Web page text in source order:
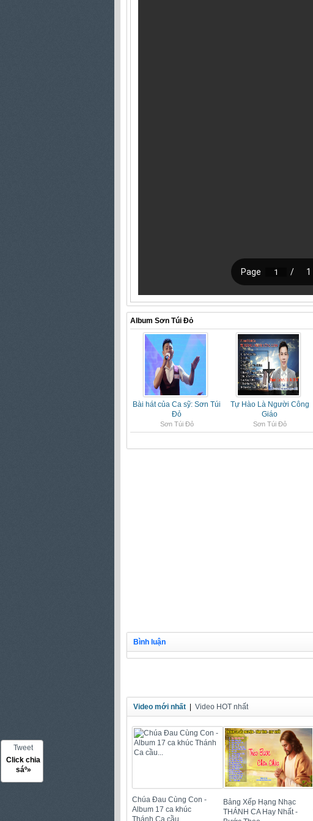
Tweet
Click chia
sáº»
Album Sơn Túi Đỏ
Bài hát của Ca sỹ: Sơn Túi
Đỏ
Sơn Túi Đỏ
Tự Hào Là Người Công
Giáo
Sơn Túi Đỏ
Bình luận
Video mới nhất Video HOT nhất
Chúa Đau Cùng Con -
Album 17 ca khúc
Thánh Ca cầu...
Bảng Xếp Hạng Nhạc
THÁNH CA Hay Nhất -